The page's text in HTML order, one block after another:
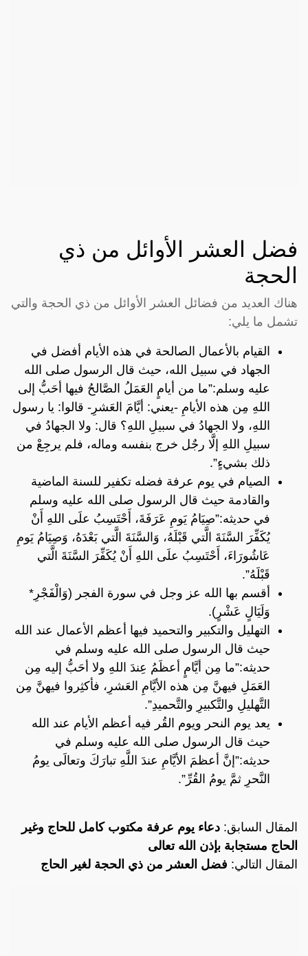
فضل العشر الأوائل من ذي
الحجة
هناك العديد من فضائل العشر الأوائل من ذي الحجة والتي
تشمل ما يلي:
القيام بالأعمال الصالحة في هذه الأيام أفضل في
الجهاد في سبيل الله، حيث قال الرسول صلى الله
عليه وسلم:”ما من أيامٍ العَمَلُ الصَّالحُ فيها أحَبُّ إلى
اللهِ مِن هذه الأيامِ -يعني: أيَّامَ العَشرِ- قالوا: يا رسول
اللهِ، ولا الجهادُ في سبيلِ اللهِ؟ قال: ولا الجهادُ في
سبيلِ اللهِ إلَّا رجٌل خرج بنفسه وماله، فلم يرجِعْ من
ذلك بشيءٍ”.
الصيام في يوم عرفة فضله تكفير للسنة الماضية
والقادمة حيث قال الرسول صلى الله عليه وسلم
في حديثه:”صِيَامُ يَومِ عَرَفَةَ، أَحْتَسِبُ علَى اللهِ أَنْ
يُكَفِّرَ السَّنَةَ الَّتي قَبْلَهُ، وَالسَّنَةَ الَّتي بَعْدَهُ، وَصِيَامُ يَومِ
عَاشُورَاءَ، أَحْتَسِبُ علَى اللهِ أَنْ يُكَفِّرَ السَّنَةَ الَّتي
قَبْلَهُ”.
أقسم بها الله عز وجل في سورة الفجر (وَالْفَجْرِ*
وَلَيَالٍ عَشْرٍ).
التهليل والتكبير والتحميد فيها أعظم الأعمال عند الله
حيث قال الرسول صلى الله عليه وسلم في
حديثه:”ما مِن أيَّامٍ أعظَمُ عِندَ اللهِ ولا أحَبُّ إليه مِن
العَمَلِ فيهنَّ مِن هذه الأيَّامِ العَشرِ، فأكثِروا فيهنَّ مِن
التَّهليلِ والتَّكبيرِ والتَّحميدِ”.
يعد يوم النحر ويوم القُر فيه أعظم الأيام عند الله
حيث قال الرسول صلى الله عليه وسلم في
حديثه:”إنَّ أعظمَ الأيَّامِ عندَ اللَّهِ تبارَكَ وتعالَى يومُ
النَّحرِ ثمَّ يومُ القُرِّ”.
المقال السابق: دعاء يوم عرفة مكتوب كامل للحاج وغير
الحاج مستجابة بإذن الله تعالى
المقال التالي: فضل العشر من ذي الحجة لغير الحاج